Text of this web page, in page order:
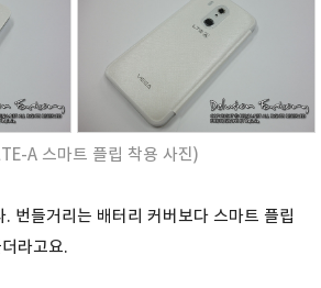
A 스마트 플립 착용 사진)
번들거리는 배터리 커버보다 스마트 플립
라고요.